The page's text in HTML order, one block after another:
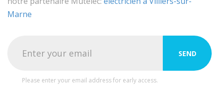
Marne
Please enter your email address for early access.